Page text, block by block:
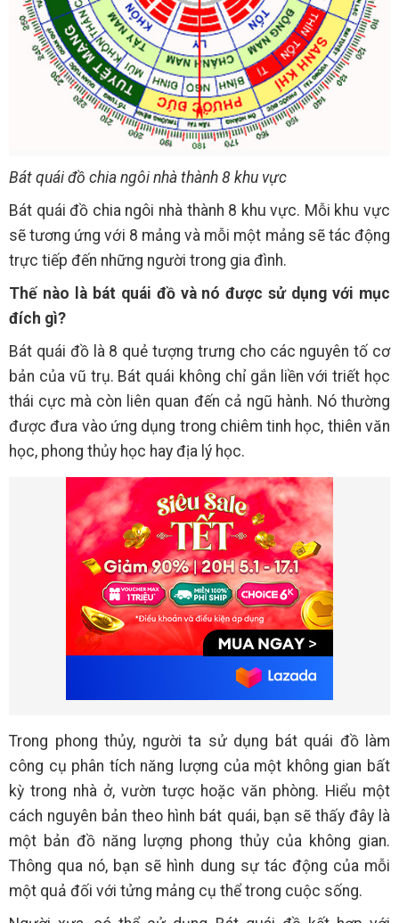
Bát quái đồ chia ngôi nhà thành 8 khu vực
Bát quái đồ chia ngôi nhà thành 8 khu vực. Mỗi khu vực
sẽ tương ứng với 8 mảng và mỗi một mảng sẽ tác động
trực tiếp đến những người trong gia đình.
Thế nào là bát quái đồ và nó được sử dụng với mục
đích gì?
Bát quái đồ là 8 quẻ tượng trưng cho các nguyên tố cơ
bản của vũ trụ. Bát quái không chỉ gắn liền với triết học
thái cực mà còn liên quan đến cả ngũ hành. Nó thường
được đưa vào ứng dụng trong chiêm tinh học, thiên văn
học, phong thủy học hay địa lý học.
Trong phong thủy, người ta sử dụng bát quái đồ làm
công cụ phân tích năng lượng của một không gian bất
kỳ trong nhà ở, vườn tược hoặc văn phòng. Hiểu một
cách nguyên bản theo hình bát quái, bạn sẽ thấy đây là
một bản đồ năng lượng phong thủy của không gian.
Thông qua nó, bạn sẽ hình dung sự tác động của mỗi
một quả đối với tửng mảng cụ thể trong cuộc sống.